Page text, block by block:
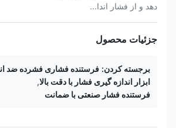
دهد و از فشار اندا...
جزئیات محصول
برجسته کردن: فرستنده فشاری فشرده ضد انفجار,
ابزار اندازه گیری فشار با دقت بالا,
فرستنده فشار صنعتی با ضمانت